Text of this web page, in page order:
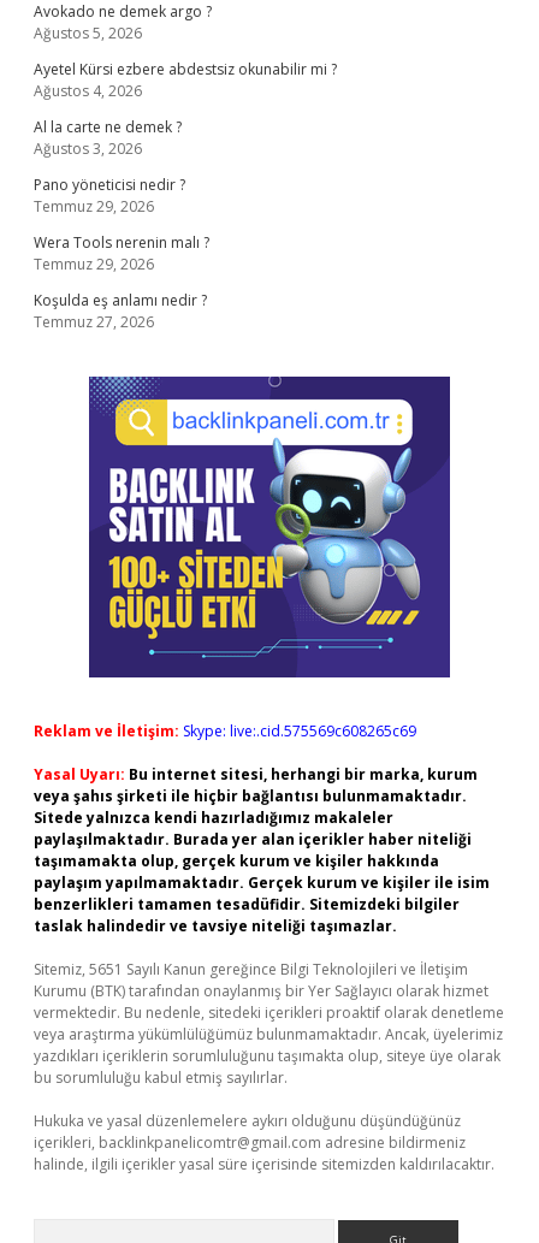
Avokado ne demek argo ?
Ağustos 5, 2026
Ayetel Kürsi ezbere abdestsiz okunabilir mi ?
Ağustos 4, 2026
Al la carte ne demek ?
Ağustos 3, 2026
Pano yöneticisi nedir ?
Temmuz 29, 2026
Wera Tools nerenin malı ?
Temmuz 29, 2026
Koşulda eş anlamı nedir ?
Temmuz 27, 2026
Reklam ve İletişim: Skype: live:.cid.575569c608265c69
Yasal Uyarı: Bu internet sitesi, herhangi bir marka, kurum
veya şahıs şirketi ile hiçbir bağlantısı bulunmamaktadır.
Sitede yalnızca kendi hazırladığımız makaleler
paylaşılmaktadır. Burada yer alan içerikler haber niteliği
taşımamakta olup, gerçek kurum ve kişiler hakkında
paylaşım yapılmamaktadır. Gerçek kurum ve kişiler ile isim
benzerlikleri tamamen tesadüfidir. Sitemizdeki bilgiler
taslak halindedir ve tavsiye niteliği taşımazlar.
Sitemiz, 5651 Sayılı Kanun gereğince Bilgi Teknolojileri ve İletişim
Kurumu (BTK) tarafından onaylanmış bir Yer Sağlayıcı olarak hizmet
vermektedir. Bu nedenle, sitedeki içerikleri proaktif olarak denetleme
veya araştırma yükümlülüğümüz bulunmamaktadır. Ancak, üyelerimiz
yazdıkları içeriklerin sorumluluğunu taşımakta olup, siteye üye olarak
bu sorumluluğu kabul etmiş sayılırlar.
Hukuka ve yasal düzenlemelere aykırı olduğunu düşündüğünüz
içerikleri, backlinkpanelicomtr@gmail.com adresine bildirmeniz
halinde, ilgili içerikler yasal süre içerisinde sitemizden kaldırılacaktır.